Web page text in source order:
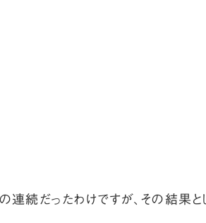
続だったわけですが、その結果